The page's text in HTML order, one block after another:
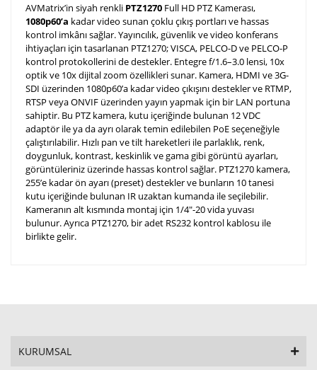
AVMatrix’in siyah renkli PTZ1270 Full HD PTZ Kamerası,
1080p60’a kadar video sunan çoklu çıkış portları ve hassas
kontrol imkânı sağlar. Yayıncılık, güvenlik ve video konferans
ihtiyaçları için tasarlanan PTZ1270; VISCA, PELCO-D ve PELCO-P
kontrol protokollerini de destekler. Entegre f/1.6–3.0 lensi, 10x
optik ve 10x dijital zoom özellikleri sunar. Kamera, HDMI ve 3G-
SDI üzerinden 1080p60’a kadar video çıkışını destekler ve RTMP,
RTSP veya ONVIF üzerinden yayın yapmak için bir LAN portuna
sahiptir. Bu PTZ kamera, kutu içeriğinde bulunan 12 VDC
adaptör ile ya da ayrı olarak temin edilebilen PoE seçeneğiyle
çalıştırılabilir. Hızlı pan ve tilt hareketleri ile parlaklık, renk,
doygunluk, kontrast, keskinlik ve gama gibi görüntü ayarları,
görüntüleriniz üzerinde hassas kontrol sağlar. PTZ1270 kamera,
255’e kadar ön ayarı (preset) destekler ve bunların 10 tanesi
kutu içeriğinde bulunan IR uzaktan kumanda ile seçilebilir.
Kameranın alt kısmında montaj için 1/4"-20 vida yuvası
bulunur. Ayrıca PTZ1270, bir adet RS232 kontrol kablosu ile
birlikte gelir.
KURUMSAL